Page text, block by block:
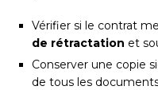
Vérifier si le contrat
de rétractation et
Conserver une copie
de tous les